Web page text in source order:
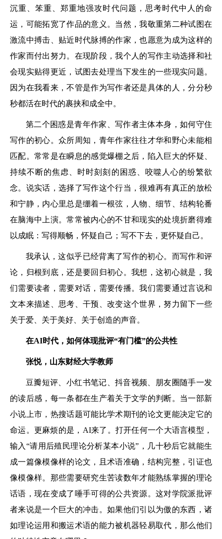
沉重、笨重、郑重地强攻时代问题，思考时代中人的命
运，可能拓宽了作品的意义。当然，我敬重第二种试图在
激流中搏击、贴近时代脉搏的作家，也愿意为成为这样的
作家而付出努力。在现阶段，我个人的写作主动选择和社
会现实贴得更近，试图去处理当下发生的一些现实问题。
因为在我看来，不管是作为写作者还是具体的人，分分秒
秒都活在时代的裹挟和成全中。
第二个困惑是青年作家、写作者主体本身，如何守住
写作的初心。众所周知，青年作家往往才华和野心未能相
匹配。常常是在瞬息的感觉爆棚之后，陷入巨大的怀疑、
持续不断的焦虑、时时刻刻的困惑、咬噬人心的纷繁欲
念。说实话，选择了写作这个行当，很难再有真正的放松
和宁静，内心里总是绷着一根弦，人物、细节、结构轮番
在脑海中上演。常常被内心的不甘和现实的处境折磨得难
以成眠：写得顺畅，怀疑自己；写不下去，更怀疑自己。
我承认，这似乎已经背离了写作的初心。而写作和评
论，归根到底，还是要回归初心。我想，这初心就是，我
们需要读者，需要对话，需要传播。我们需要通过言说和
文本来描述、思考、干预、改变这个世界，努力留下一些
关于爱、关于美好、关于创造的声音。
在AI时代，如何体现批评“有门槛”的公共性
张悦，山东财经大学教师
豆瓣短评、小红书笔记、抖音视频、朋友圈随手一发
的读后感，每一条都在生产着关于文学的判断。当一部新
小说上市，热搜话题可能比学术期刊的论文更能决定它的
命运。更麻烦的是，AI来了。打开任何一个大语言模型，
输入“请用后殖民理论分析某本小说”，几十秒后它就能生
成一篇像模像样的论文，且术语准确，结构完整，引证也
像模像样。那些需要研究生苦读数年才能熟练掌握的理论
话语，现在变成了唾手可得的公共资源。这对学院派批评
者来说是一个巨大的冲击。如果他们引以为傲的东西，诸
如理论运用和搬运术语的能力被机器轻易取代，那么他们